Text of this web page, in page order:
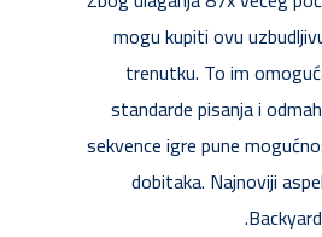
mogu kupiti ovu
trenutku. To im
standarde pisanja i
sekvence igre pune
dobitaka. Najnoviji